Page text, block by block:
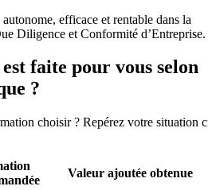
efficace et rentable dans la
Diligence et Conformité d’Entreprise.
faite pour vous selon
?
choisir ? Repérez votre situation
Valeur ajoutée obtenue